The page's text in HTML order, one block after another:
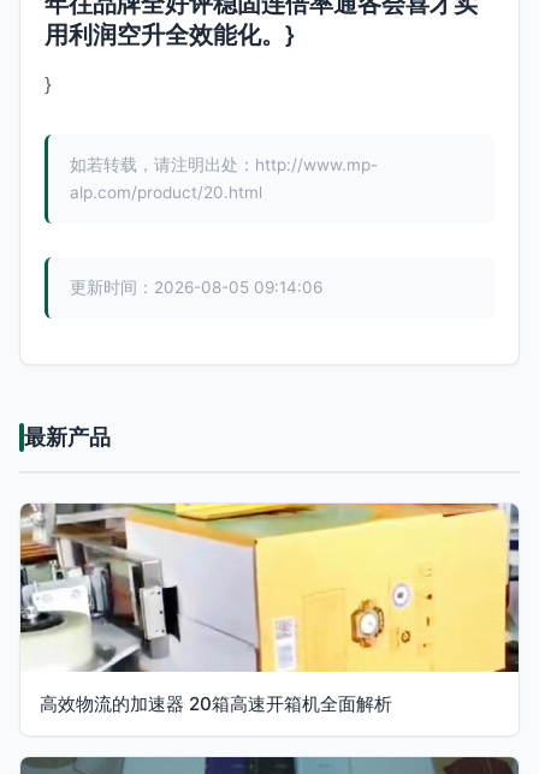
用利润空升全效能化。}
}
如若转载，请注明出处：http://www.mp-
alp.com/product/20.html
更新时间：2026-08-05 09:14:06
最新产品
高效物流的加速器 20箱高速开箱机全面解析